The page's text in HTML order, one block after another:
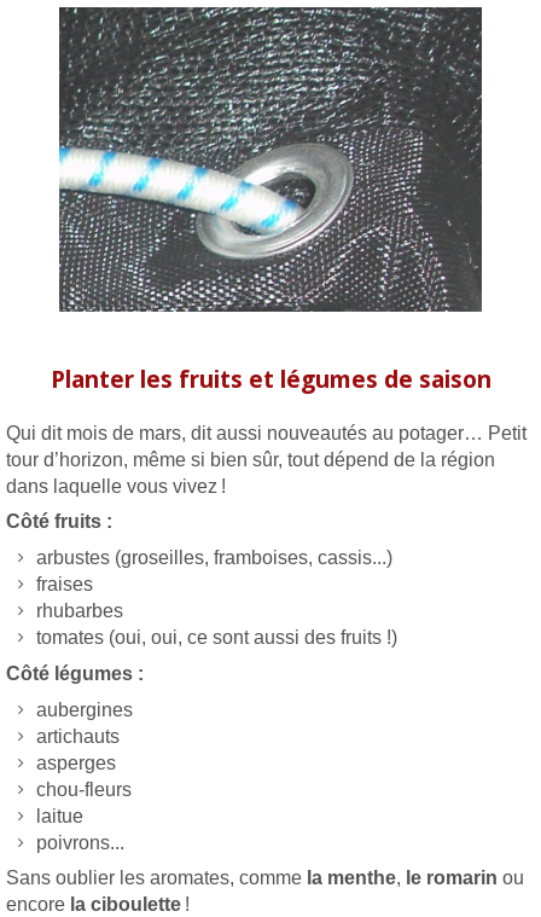
Planter les fruits et légumes de saison
Qui dit mois de mars, dit aussi nouveautés au potager… Petit
tour d’horizon, même si bien sûr, tout dépend de la région
dans laquelle vous vivez !
Côté fruits :
arbustes (groseilles, framboises, cassis...)
fraises
rhubarbes
tomates (oui, oui, ce sont aussi des fruits !)
Côté légumes :
aubergines
artichauts
asperges
chou-fleurs
laitue
poivrons...
Sans oublier les aromates, comme la menthe, le romarin ou
encore la ciboulette !